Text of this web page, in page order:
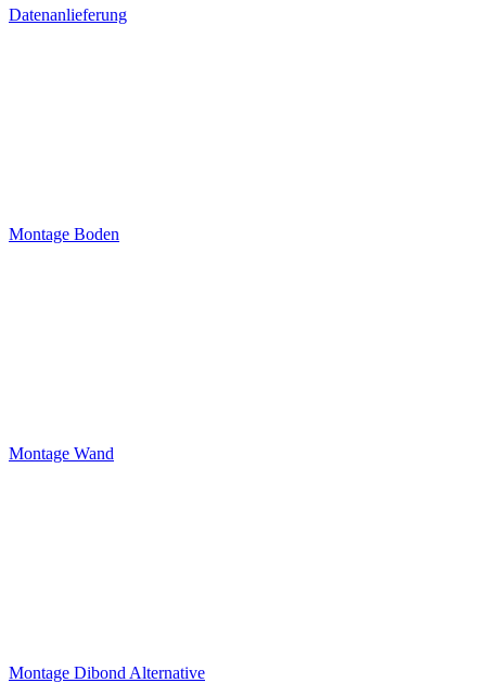
Datenanlieferung
Montage Boden
Montage Wand
Montage Dibond Alternative